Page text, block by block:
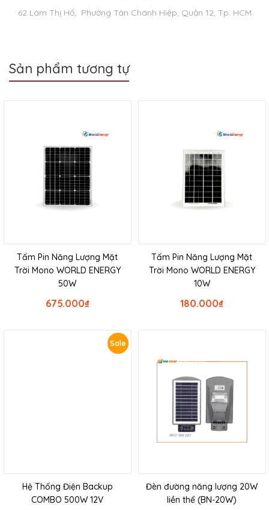
62 Lâm Thị Hố, Phường Tân Chánh Hiệp, Quận 12, Tp. HCM
Sản phẩm tương tự
Tấm Pin Năng Lượng Mặt
Trời Mono WORLD ENERGY
50W
₫
675.000
Tấm Pin Năng Lượng Mặt
Trời Mono WORLD ENERGY
10W
₫
180.000
Sale
Hệ Thống Điện Backup
COMBO 500W 12V
Đèn đường năng lượng 20W
liền thể (BN-20W)